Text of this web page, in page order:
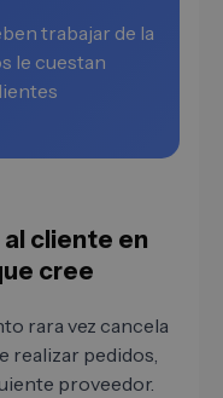
trabajar de la
le cuestan
cliente en
cree
rara vez cancela
realizar pedidos,
proveedor.